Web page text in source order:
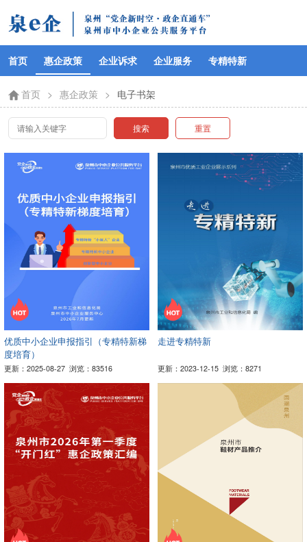
首页 惠企政策 企业诉求 企业服务 专精特新
首页 > 惠企政策 > 电子书架
搜索 重置
优质中小企业申报指引（专精特新梯
度培育）
更新：2025-08-27 浏览：83516
走进专精特新
更新：2023-12-15 浏览：8271